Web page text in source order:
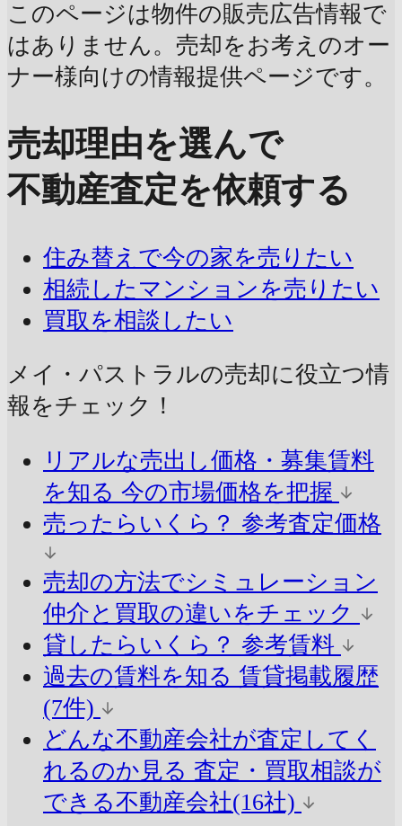
このページは物件の販売広告情報で
はありません。売却をお考えのオー
ナー様向けの情報提供ページです。
売却理由を選んで
不動産査定を依頼する
住み替えで今の家を売りたい
相続したマンションを売りたい
買取を相談したい
メイ・パストラルの売却に役立つ情
報をチェック！
リアルな売出し価格・募集賃料
を知る 今の市場価格を把握
売ったらいくら？ 参考査定価格
売却の方法でシミュレーション
仲介と買取の違いをチェック
貸したらいくら？ 参考賃料
過去の賃料を知る 賃貸掲載履歴
(7件)
どんな不動産会社が査定してく
れるのか見る 査定・買取相談が
できる不動産会社(16社)